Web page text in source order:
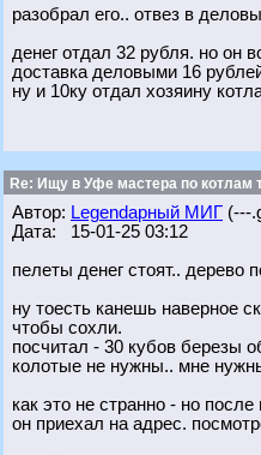
разобрал его.. отвез в
денег отдал 32 рубля. но он
доставка деловыми 16
ну и 10ку отдал хозяину
Re: Ищу в Уфе мастера по котлам
Автор: Legendарный МИГ (---
Дата: 15-01-25 03:12
пелеты денег стоят.. дерево
ну тоесть канешь наверное
чтобы сохли.
посчитал - 30 кубов березы
колотые не нужны.. мне
как это не странно - но
он приехал на адрес.